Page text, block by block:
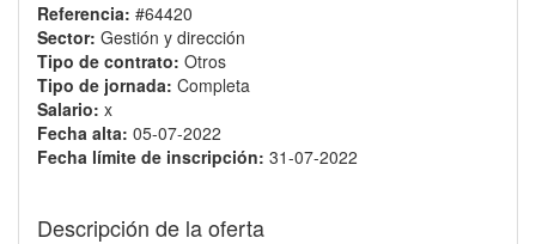
Referencia: #64420
Sector: Gestión y dirección
Tipo de contrato: Otros
Tipo de jornada: Completa
Salario: x
Fecha alta: 05-07-2022
Fecha límite de inscripción: 31-07-2022
Descripción de la oferta